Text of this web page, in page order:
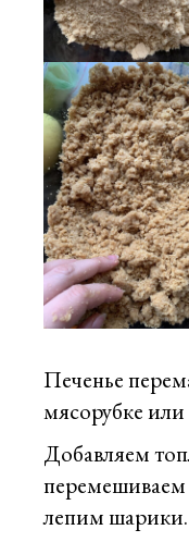
Печенье
мясорубке или
Добавляем
лепим шарики.